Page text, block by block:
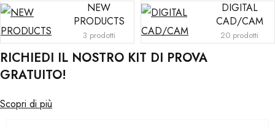
NEW
PRODUCTS
3 prodotti
DIGITAL
CAD/CAM
20 prodotti
RICHIEDI IL NOSTRO KIT DI PROVA
GRATUITO!
Scopri di più